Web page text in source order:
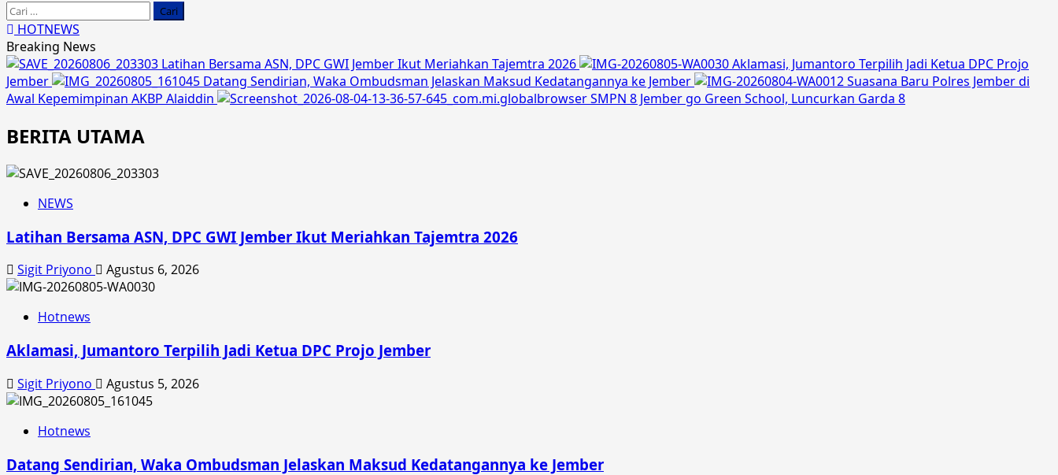
Cari
untuk:
HOTNEWS
Breaking News
Latihan Bersama ASN, DPC GWI Jember Ikut Meriahkan Tajemtra 2026
Aklamasi, Jumantoro Terpilih Jadi Ketua DPC Projo
Jember
Datang Sendirian, Waka Ombudsman Jelaskan Maksud Kedatangannya ke Jember
Suasana Baru Polres Jember di
Awal Kepemimpinan AKBP Alaiddin
SMPN 8 Jember go Green School, Luncurkan Garda 8
BERITA UTAMA
NEWS
Latihan Bersama ASN, DPC GWI Jember Ikut Meriahkan Tajemtra 2026
Sigit Priyono Agustus 6, 2026
Hotnews
Aklamasi, Jumantoro Terpilih Jadi Ketua DPC Projo Jember
Sigit Priyono Agustus 5, 2026
Hotnews
Datang Sendirian, Waka Ombudsman Jelaskan Maksud Kedatangannya ke Jember